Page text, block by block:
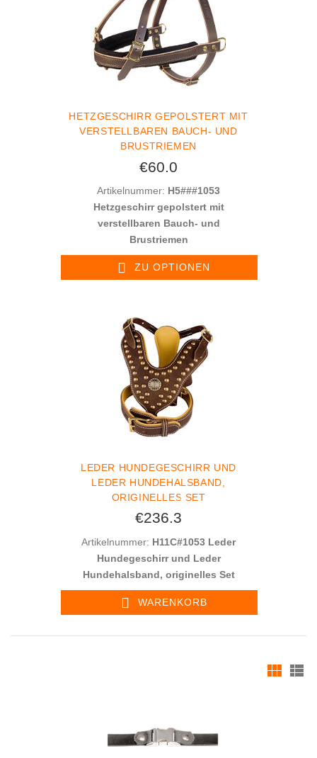
HETZGESCHIRR GEPOLSTERT MIT
VERSTELLBAREN BAUCH- UND
BRUSTRIEMEN
€60.0
Artikelnummer: H5###1053
Hetzgeschirr gepolstert mit
verstellbaren Bauch- und
Brustriemen
ZU OPTIONEN
LEDER HUNDEGESCHIRR UND
LEDER HUNDEHALSBAND,
ORIGINELLES SET
€236.3
Artikelnummer: H11C#1053 Leder
Hundegeschirr und Leder
Hundehalsband, originelles Set
WARENKORB